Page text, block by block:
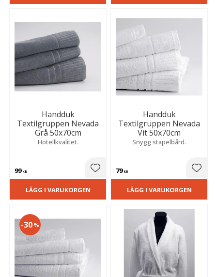
Handduk
Textilgruppen Nevada
Grå 50x70cm
Hotellkvalitet.
99KR Lägg till i favoriter
LÄGG I VARUKORGEN
Handduk
Textilgruppen Nevada
Vit 50x70cm
Snygg stapelbård.
79KR
LÄGG I VARUKORGEN
30%